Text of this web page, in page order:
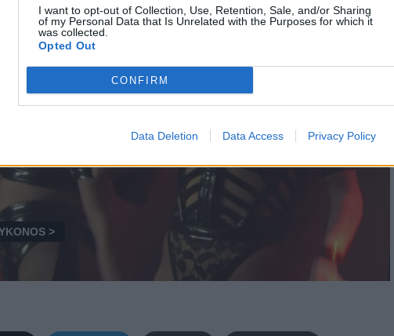
I want to opt-out of Collection, Use, Retention, Sale, and/or Sharing
of my Personal Data that Is Unrelated with the Purposes for which it
was collected.
Opted Out
CONFIRM
Data Deletion Data Access Privacy Policy